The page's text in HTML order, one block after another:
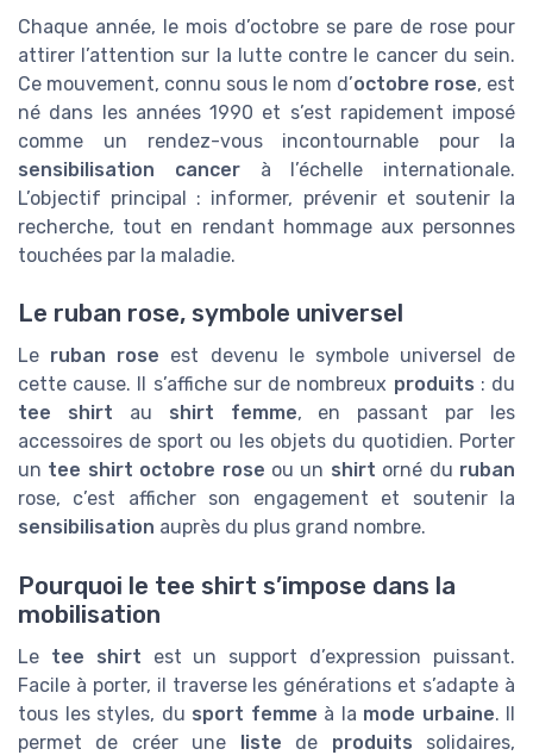
Chaque année, le mois d’octobre se pare de rose pour
attirer l’attention sur la lutte contre le cancer du sein.
Ce mouvement, connu sous le nom d’octobre rose, est
né dans les années 1990 et s’est rapidement imposé
comme un rendez-vous incontournable pour la
sensibilisation cancerà l’échelle internationale.
L’objectif principal : informer, prévenir et soutenir la
recherche, tout en rendant hommage aux personnes
touchées par la maladie.
Le ruban rose, symbole universel
Le ruban rose est devenu le symbole universel de
cette cause. Il s’affiche sur de nombreux produits : du
tee shirt au shirt femme, en passant par les
accessoires de sport ou les objets du quotidien. Porter
un tee shirt octobre rose ou un shirt orné du ruban
rose, c’est afficher son engagement et soutenir la
sensibilisation auprès du plus grand nombre.
Pourquoi le tee shirt s’impose dans la
mobilisation
Le tee shirt est un support d’expression puissant.
Facile à porter, il traverse les générations et s’adapte à
tous les styles, du sport femme à la mode urbaine. Il
permet de créer une liste de produits solidaires,